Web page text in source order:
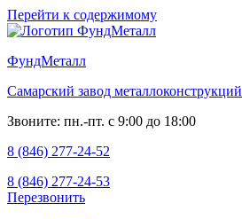
Перейти к содержимому
ФундМеталл
Самарский завод металлоконструкций
Звоните: пн.-пт. с 9:00 до 18:00
8 (846) 277-24-52
8 (846) 277-24-53
Перезвонить